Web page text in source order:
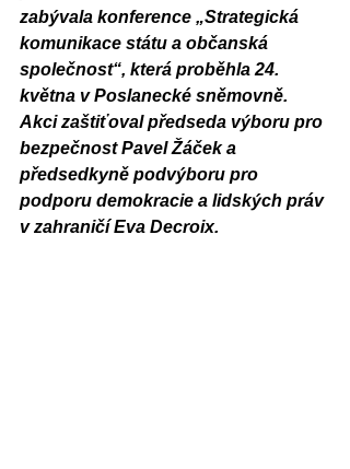
zabývala konference „Strategická
komunikace státu a občanská
společnost“, která proběhla 24.
května v Poslanecké sněmovně.
Akci zaštiťoval předseda výboru pro
bezpečnost Pavel Žáček a
předsedkyně podvýboru pro
podporu demokracie a lidských práv
v zahraničí Eva Decroix.